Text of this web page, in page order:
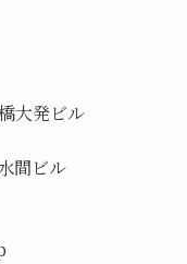
大発ビル
間ビル